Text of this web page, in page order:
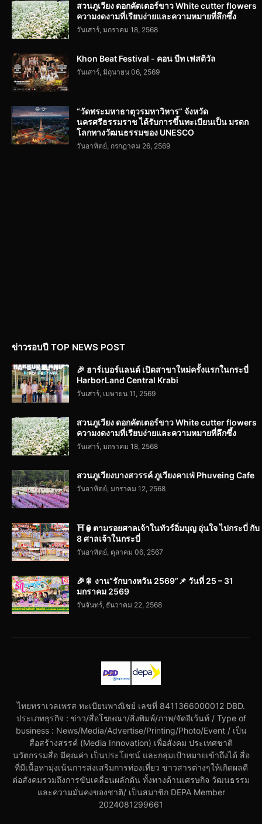
สวนภูเวียง ดอกคัตเตอร์ขาว White cutter flowers
ความงดงามที่เรียบง่ายและความหมายที่ลึกซึ้ง
วันเสาร์, มกราคม 18, 2568
Khon Beat Festival - คอน บีท เฟสติวัล
วันเสาร์, มิถุนายน 06, 2569
“วัดพระมหาธาตุวรมหาวิหาร” จังหวัด
นครศรีธรรมราช ได้รับการขึ้นทะเบียนเป็น มรดก
โลกทางวัฒนธรรมของ UNESCO
วันอาทิตย์, กรกฎาคม 26, 2569
ข่าวรอบปี TOP NEWS POST
🎉 ฮาร์เบอร์แลนด์ เปิดสาขาใหม่ครั้งแรกในกระบี่
HarborLand Central Krabi
วันเสาร์, เมษายน 11, 2569
สวนภูเวียง ดอกคัตเตอร์ขาว White cutter flowers
ความงดงามที่เรียบง่ายและความหมายที่ลึกซึ้ง
วันเสาร์, มกราคม 18, 2568
สวนภูเวียงบางสวรรค์ ภูเวียงคาเฟ่ Phuveing Cafe
วันอาทิตย์, มกราคม 12, 2568
⛩️🏮ตามรอยศาลเจ้าในทัวร์อิ่มบุญ อุ่นใจ ไปกระบี่ กับ
8 ศาลเจ้าในกระบี่
วันอาทิตย์, ตุลาคม 06, 2567
🎉🎇 งาน“รักบางหวัน 2569”📌 วันที่ 25 – 31
มกราคม 2569
วันจันทร์, ธันวาคม 22, 2568
ไทยทราเวลเพรส ทะเบียนพาณิชย์ เลขที่ 8411366000012 DBD.
ประเภทธุรกิจ : ข่าว/สื่อโฆษณา/สิ่งพิมพ์/ภาพ/จัดอีเว้นท์ / Type of
business : News/Media/Advertise/Printing/Photo/Event / เป็น
สื่อสร้างสรรค์ (Media Innovation) เพื่อสังคม ประเทศชาติ
นวัตกรรมสื่อ มีคุณค่า เป็นประโยชน์ และกลุ่มเป้าหมายเข้าถึงได้ สื่อ
ที่มีเนื้อหามุ่งเน้นการส่งเสริมการท่องเที่ยว ข่าวสารต่างๆให้เกิดผลดี
ต่อสังคมรวมถึงการขับเคลื่อนผลักดัน ทั้งทางด้านเศรษกิจ วัฒนธรรม
และความมั่นคงของชาติ/ เป็นสมาชิก DEPA Member
2024081299661